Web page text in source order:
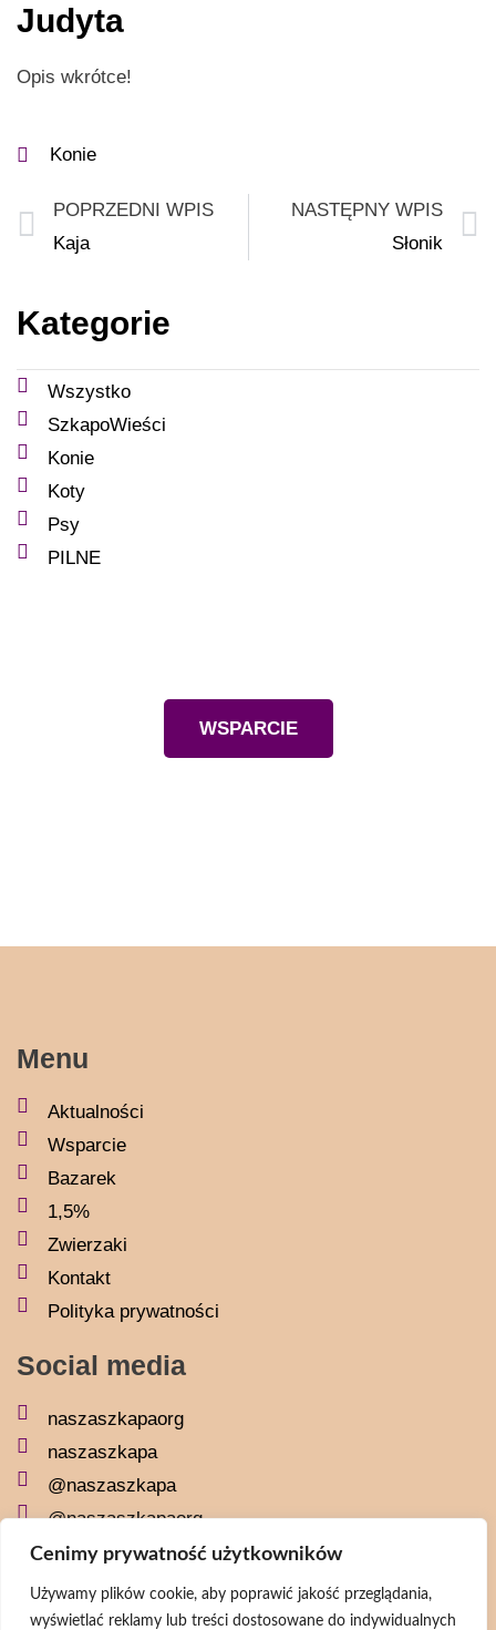
Cenimy prywatność użytkowników
Używamy plików cookie, aby poprawić jakość przeglądania,
wyświetlać reklamy lub treści dostosowane do indywidualnych
Judyta
Opis wkrótce!
Konie
POPRZEDNI WPIS
Kaja
NASTĘPNY WPIS
Słonik
Kategorie
Wszystko
SzkapoWieści
Konie
Koty
Psy
PILNE
WSPARCIE
Menu
Aktualności
Wsparcie
Bazarek
1,5%
Zwierzaki
Kontakt
Polityka prywatności
Social media
naszaszkapaorg
naszaszkapa
@naszaszkapa
@naszaszkapaorg
Newsletter